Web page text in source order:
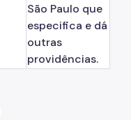
São Paulo que
especifica e dá
outras
providências.